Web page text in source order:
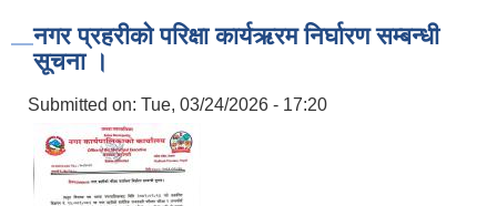
नगर प्रहरीको परिक्षा कार्यऋरम निर्घारण सम्बन्धी
सूचना ।
Submitted on: Tue, 03/24/2026 - 17:20